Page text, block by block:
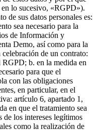
lo sucesivo, «RGPD»).
de sus datos personales es:
sea necesario para la
de Información y
Demo, así como para la
de un contrato:
b. en la medida en
para que el
con las obligaciones
en particular, en el
artículo 6, apartado 1,
en que el tratamiento sea
de los intereses legítimos
como la realización de